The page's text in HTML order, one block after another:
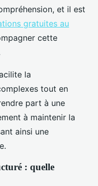
et il est
gratuites au
cette
la
tout en
part à une
à maintenir la
ainsi une
: quelle